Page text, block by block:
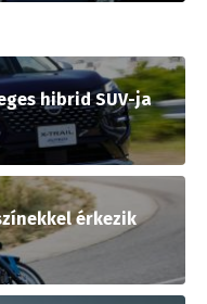
hibrid SUV-ja
érkezik